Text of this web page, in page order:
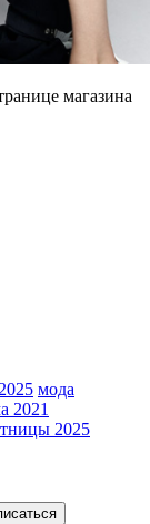
магазина
мода
2021
2025